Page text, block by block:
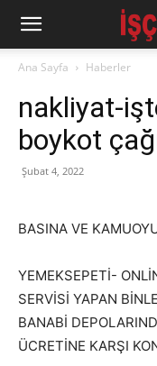
Ana Sayfa Haberler
nakliyat-
boykot
Şubat 4, 2022
BASINA VE
YEMEKSEPETİ-
SERVİSİ YAPAN
BANABİ
ÜCRETİNE KARŞI